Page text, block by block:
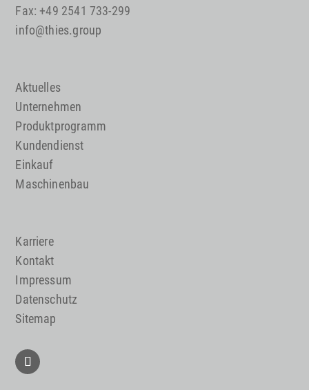
Fax: +49 2541 733-299
info@thies.group
Aktuelles
Unternehmen
Produktprogramm
Kundendienst
Einkauf
Maschinenbau
Karriere
Kontakt
Impressum
Datenschutz
Sitemap